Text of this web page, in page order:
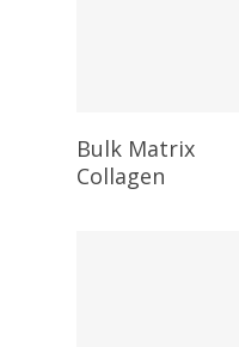
Bulk Matrix
Collagen